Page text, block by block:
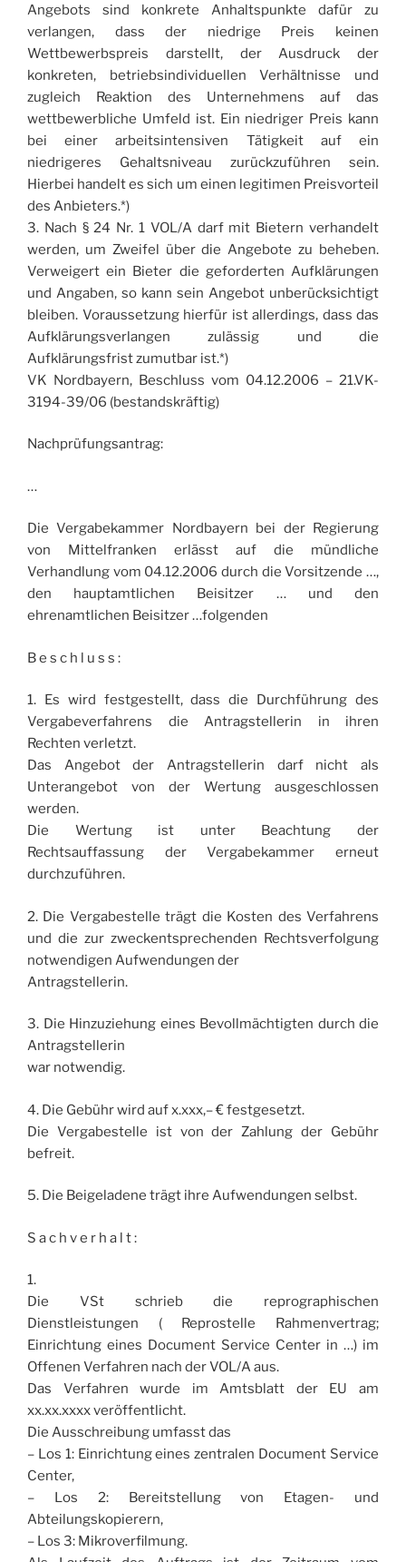
Angebots sind konkrete Anhaltspunkte dafür zu
verlangen, dass der niedrige Preis keinen
Wettbewerbspreis darstellt, der Ausdruck der
konkreten, betriebsindividuellen Verhältnisse und
zugleich Reaktion des Unternehmens auf das
wettbewerbliche Umfeld ist. Ein niedriger Preis kann
bei einer arbeitsintensiven Tätigkeit auf ein
niedrigeres Gehaltsniveau zurückzuführen sein.
Hierbei handelt es sich um einen legitimen Preisvorteil
des Anbieters.*)
3. Nach § 24 Nr. 1 VOL/A darf mit Bietern verhandelt
werden, um Zweifel über die Angebote zu beheben.
Verweigert ein Bieter die geforderten Aufklärungen
und Angaben, so kann sein Angebot unberücksichtigt
bleiben. Voraussetzung hierfür ist allerdings, dass das
Aufklärungsverlangen zulässig und die
Aufklärungsfrist zumutbar ist.*)
VK Nordbayern, Beschluss vom 04.12.2006 – 21.VK-
3194-39/06 (bestandskräftig)
Nachprüfungsantrag:
…
Die Vergabekammer Nordbayern bei der Regierung
von Mittelfranken erlässt auf die mündliche
Verhandlung vom 04.12.2006 durch die Vorsitzende …,
den hauptamtlichen Beisitzer … und den
ehrenamtlichen Beisitzer …folgenden
B e s c h l u s s :
1. Es wird festgestellt, dass die Durchführung des
Vergabeverfahrens die Antragstellerin in ihren
Rechten verletzt.
Das Angebot der Antragstellerin darf nicht als
Unterangebot von der Wertung ausgeschlossen
werden.
Die Wertung ist unter Beachtung der
Rechtsauffassung der Vergabekammer erneut
durchzuführen.
2. Die Vergabestelle trägt die Kosten des Verfahrens
und die zur zweckentsprechenden Rechtsverfolgung
notwendigen Aufwendungen der
Antragstellerin.
3. Die Hinzuziehung eines Bevollmächtigten durch die
Antragstellerin
war notwendig.
4. Die Gebühr wird auf x.xxx,– € festgesetzt.
Die Vergabestelle ist von der Zahlung der Gebühr
befreit.
5. Die Beigeladene trägt ihre Aufwendungen selbst.
S a c h v e r h a l t :
1.
Die VSt schrieb die reprographischen
Dienstleistungen ( Reprostelle Rahmenvertrag;
Einrichtung eines Document Service Center in …) im
Offenen Verfahren nach der VOL/A aus.
Das Verfahren wurde im Amtsblatt der EU am
xx.xx.xxxx veröffentlicht.
Die Ausschreibung umfasst das
– Los 1: Einrichtung eines zentralen Document Service
Center,
– Los 2: Bereitstellung von Etagen- und
Abteilungskopierern,
– Los 3: Mikroverfilmung.